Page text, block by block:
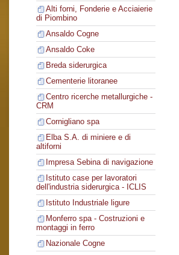
Alti forni, Fonderie e Acciaierie
di Piombino
Ansaldo Cogne
Ansaldo Coke
Breda siderurgica
Cementerie litoranee
Centro ricerche metallurgiche -
CRM
Cornigliano spa
Elba S.A. di miniere e di
altiforni
Impresa Sebina di navigazione
Istituto case per lavoratori
dell'industria siderurgica - ICLIS
Istituto Industriale ligure
Monferro spa - Costruzioni e
montaggi in ferro
Nazionale Cogne